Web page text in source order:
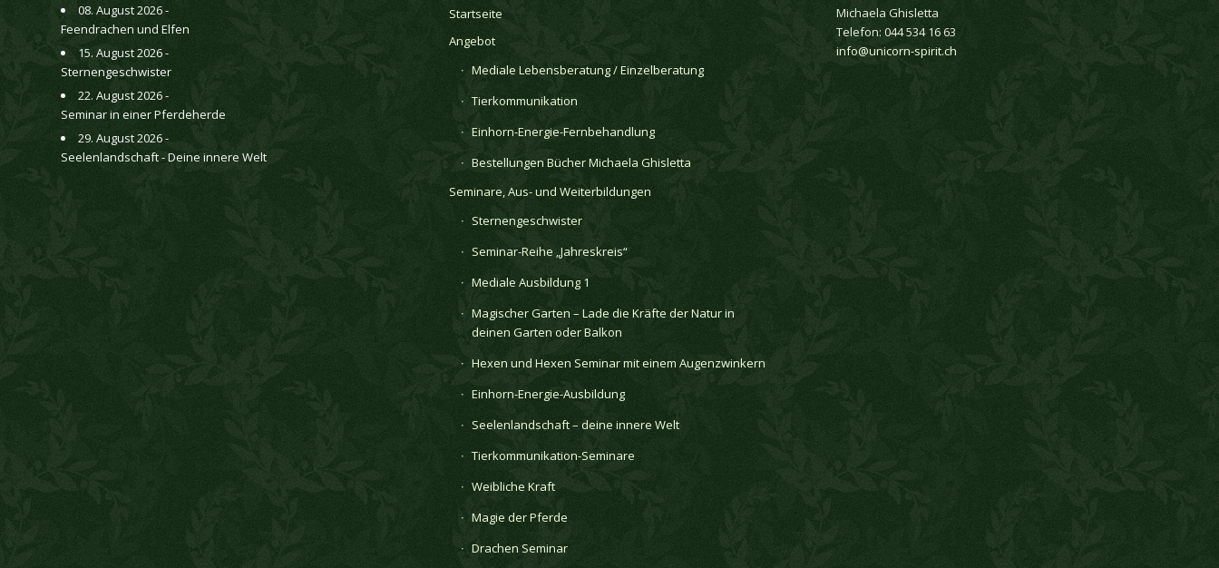
08. August 2026 -
Feendrachen und Elfen
15. August 2026 -
Sternengeschwister
22. August 2026 -
Seminar in einer Pferdeherde
29. August 2026 -
Seelenlandschaft - Deine innere Welt
Startseite
Angebot
Mediale Lebensberatung / Einzelberatung
Tierkommunikation
Einhorn-Energie-Fernbehandlung
Bestellungen Bücher Michaela Ghisletta
Seminare, Aus- und Weiterbildungen
Sternengeschwister
Seminar-Reihe „Jahreskreis“
Mediale Ausbildung 1
Magischer Garten – Lade die Kräfte der Natur in
deinen Garten oder Balkon
Hexen und Hexen Seminar mit einem Augenzwinkern
Einhorn-Energie-Ausbildung
Seelenlandschaft – deine innere Welt
Tierkommunikation-Seminare
Weibliche Kraft
Magie der Pferde
Drachen Seminar
Michaela Ghisletta
Telefon: 044 534 16 63
info@unicorn-spirit.ch